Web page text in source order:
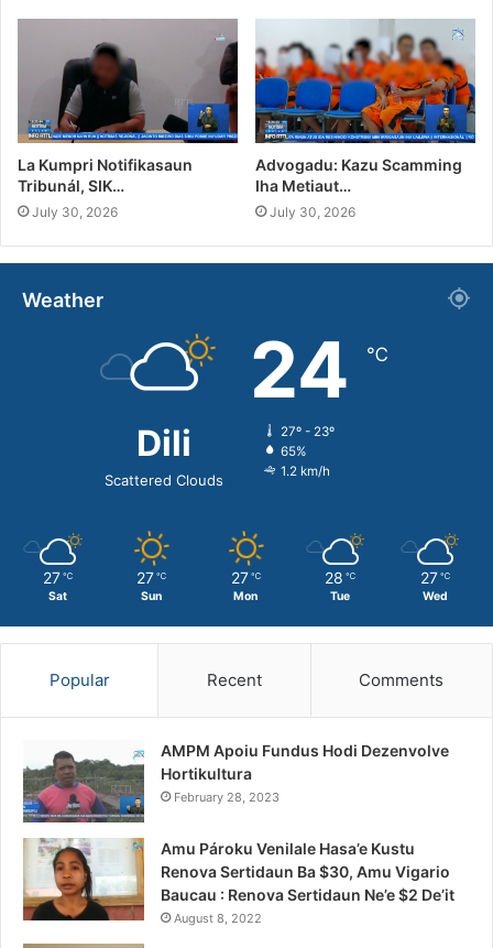
La Kumpri Notifikasaun
Tribunál, SIK…
July 30, 2026
Advogadu: Kazu Scamming
Iha Metiaut…
July 30, 2026
Weather
Dili
Scattered Clouds
24 ℃
27º - 23º
65%
1.2 km/h
27 ℃
Sat
27 ℃
Sun
27 ℃
Mon
28 ℃
Tue
27 ℃
Wed
Popular Recent Comments
AMPM Apoiu Fundus Hodi Dezenvolve
Hortikultura
February 28, 2023
Amu Pároku Venilale Hasa’e Kustu
Renova Sertidaun Ba $30, Amu Vigario
Baucau : Renova Sertidaun Ne’e $2 De’it
August 8, 2022